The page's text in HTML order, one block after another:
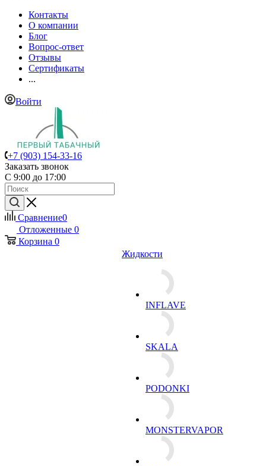
Контакты
О компании
Блог
Вопрос-ответ
Отзывы
Сертификаты
...
Войти
+7 (903) 154-33-16
Заказать звонок
С 9:00 до 17:00
Сравнение0
Отложенные 0
Корзина 0
Жидкости
INFLAVE
SKALA
PODONKI
MONSTERVAPOR